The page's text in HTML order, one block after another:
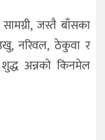
जस्तै बाँसका
नरिवल, ठेकुवा र
अन्नको किनमेल